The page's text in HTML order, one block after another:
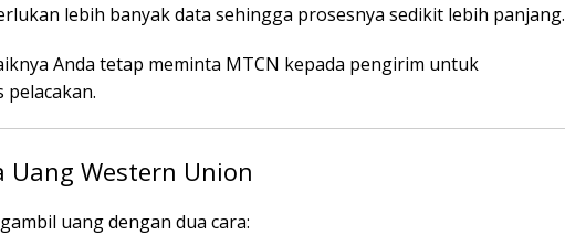
lebih banyak data sehingga prosesnya sedikit lebih panjang.
Anda tetap meminta MTCN kepada pengirim untuk
pelacakan.
Uang Western Union
uang dengan dua cara: